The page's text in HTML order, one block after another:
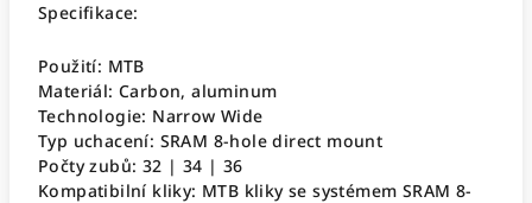
Specifikace:
Použití: MTB
Materiál: Carbon, aluminum
Technologie: Narrow Wide
Typ uchacení: SRAM 8-hole direct mount
Počty zubů: 32 | 34 | 36
Kompatibilní kliky: MTB kliky se systémem SRAM 8-